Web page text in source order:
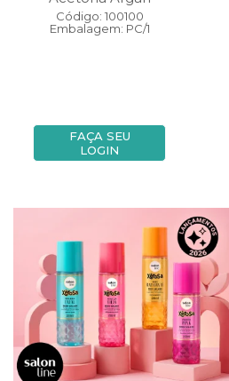
Código: 100100
Embalagem: PC/1
FAÇA SEU
LOGIN